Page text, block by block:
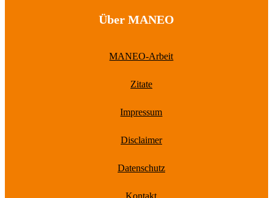
Über MANEO
MANEO-Arbeit
Zitate
Impressum
Disclaimer
Datenschutz
Kontakt